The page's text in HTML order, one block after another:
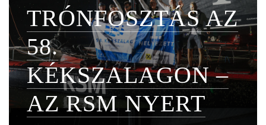
TRÓNFOSZTÁS AZ
58.
KÉKSZALAGON –
AZ RSM NYERT